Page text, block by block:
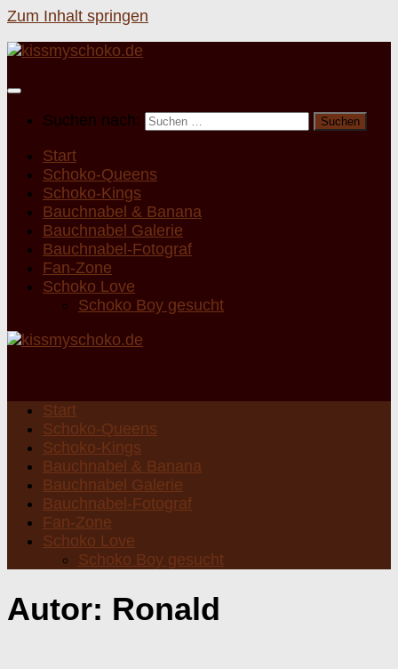
Zum Inhalt springen
Suchen nach:
Start
Schoko-Queens
Schoko-Kings
Bauchnabel & Banana
Bauchnabel Galerie
Bauchnabel-Fotograf
Fan-Zone
Schoko Love
Schoko Boy gesucht
Start
Schoko-Queens
Schoko-Kings
Bauchnabel & Banana
Bauchnabel Galerie
Bauchnabel-Fotograf
Fan-Zone
Schoko Love
Schoko Boy gesucht
Autor: Ronald